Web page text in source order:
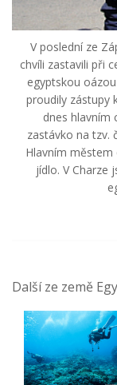
V poslední ze
chvíli zastavili při
egyptskou
proudily zástupy
dnes hlavním
zastávko na tzv.
Hlavním městem
jídlo. V Charze
Další ze země